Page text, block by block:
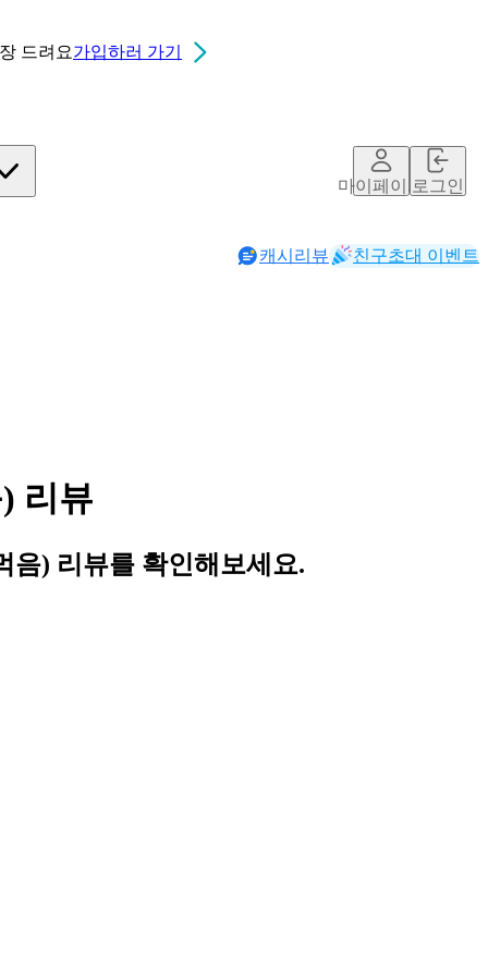
드려요가입하러 가기
마이페이지로그인
캐시리뷰 친구초대 이벤트
리뷰
음) 리뷰를 확인해보세요.